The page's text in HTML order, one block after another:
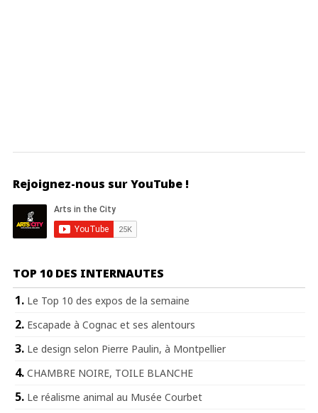
Rejoignez-nous sur YouTube !
TOP 10 DES INTERNAUTES
Le Top 10 des expos de la semaine
Escapade à Cognac et ses alentours
Le design selon Pierre Paulin, à Montpellier
CHAMBRE NOIRE, TOILE BLANCHE
Le réalisme animal au Musée Courbet